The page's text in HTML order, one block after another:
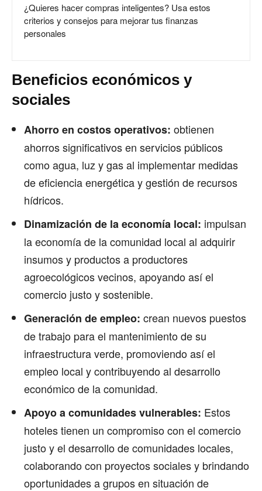
¿Quieres hacer compras inteligentes? Usa estos
criterios y consejos para mejorar tus finanzas
personales
Beneficios económicos y
sociales
Ahorro en costos operativos: obtienen
ahorros significativos en servicios públicos
como agua, luz y gas al implementar medidas
de eficiencia energética y gestión de recursos
hídricos.
Dinamización de la economía local: impulsan
la economía de la comunidad local al adquirir
insumos y productos a productores
agroecológicos vecinos, apoyando así el
comercio justo y sostenible.
Generación de empleo: crean nuevos puestos
de trabajo para el mantenimiento de su
infraestructura verde, promoviendo así el
empleo local y contribuyendo al desarrollo
económico de la comunidad.
Apoyo a comunidades vulnerables: Estos
hoteles tienen un compromiso con el comercio
justo y el desarrollo de comunidades locales,
colaborando con proyectos sociales y brindando
oportunidades a grupos en situación de